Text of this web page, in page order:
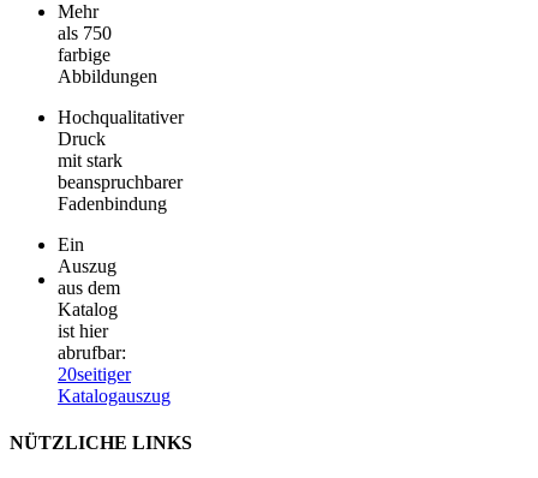
Mehr
als 750
farbige
Abbildungen
Hochqualitativer
Druck
mit stark
beanspruchbarer
Fadenbindung
Ein
Auszug
aus dem
Katalog
ist hier
abrufbar:
20seitiger
Katalogauszug
NÜTZLICHE LINKS